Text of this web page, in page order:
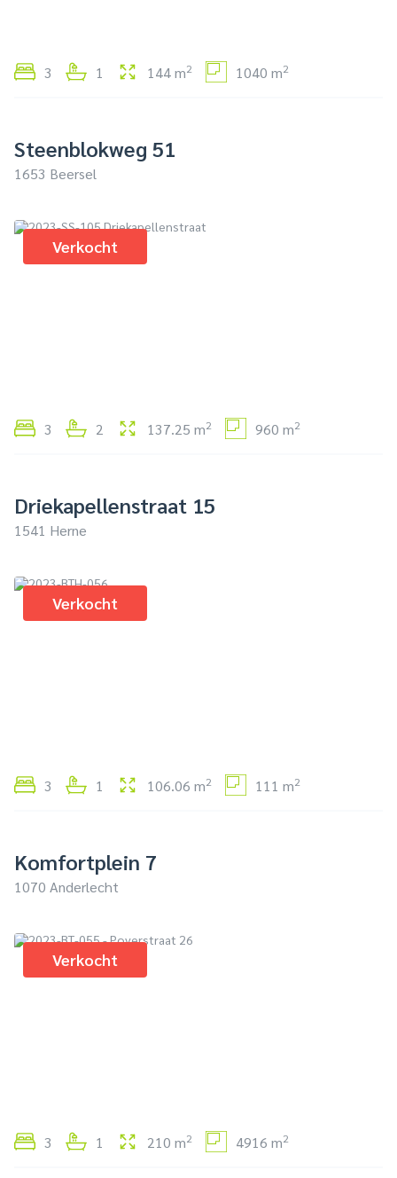
3 1 144 m2 1040 m2
Steenblokweg 51
1653 Beersel
Verkocht
3 2 137.25 m2 960 m2
Driekapellenstraat 15
1541 Herne
Verkocht
3 1 106.06 m2 111 m2
Komfortplein 7
1070 Anderlecht
Verkocht
3 1 210 m2 4916 m2